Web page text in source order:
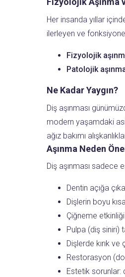
Her insanda yıllar
ilerleyen ve
Fizyolojik
Patolojik
Ne Kadar Yaygın?
Diş aşınması
modern yaşamdaki
ağız bakımı
Aşınma Neden
Diş aşınması
Dentin açığa
Dişlerin boyu
Çiğneme
Pulpa (diş siniri)
Dişlerde kırık
Restorasyon
Estetik sorunlar: